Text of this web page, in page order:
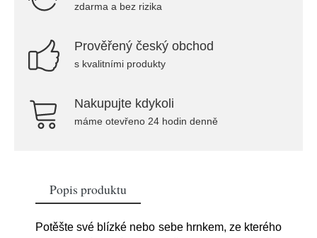
zdarma a bez rizika
Prověřený český obchod
s kvalitními produkty
Nakupujte kdykoli
máme otevřeno 24 hodin denně
Popis produktu
Potěšte své blízké nebo sebe hrnkem, ze kterého